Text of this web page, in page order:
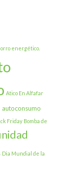
energético.
Atico En Alfafar
autoconsumo
Friday Bomba de
Dia Mundial de la